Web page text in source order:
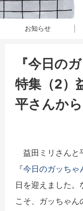
お知らせ
『今日の
特集（2）
平さんか
益田ミリさんと
『今日のガッちゃ
日を迎えました。
こそ、ガッちゃん